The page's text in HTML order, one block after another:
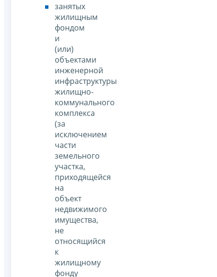
занятых
жилищным
фондом
и
(или)
объектами
инженерной
инфраструктуры
жилищно-
коммунального
комплекса
(за
исключением
части
земельного
участка,
приходящейся
на
объект
недвижимого
имущества,
не
относящийся
к
жилищному
фонду